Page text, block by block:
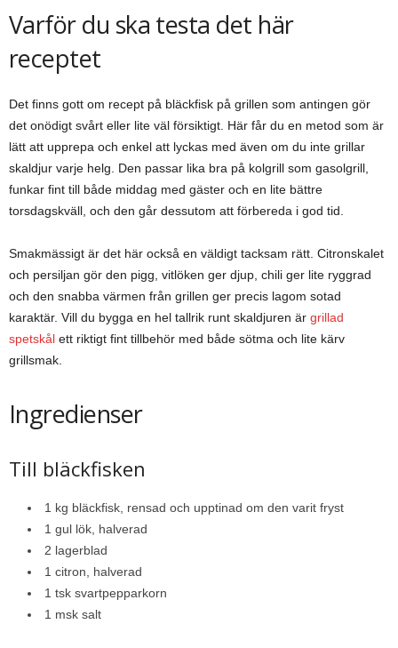
Varför du ska testa det här
receptet
Det finns gott om recept på bläckfisk på grillen som antingen gör
det onödigt svårt eller lite väl försiktigt. Här får du en metod som är
lätt att upprepa och enkel att lyckas med även om du inte grillar
skaldjur varje helg. Den passar lika bra på kolgrill som gasolgrill,
funkar fint till både middag med gäster och en lite bättre
torsdagskväll, och den går dessutom att förbereda i god tid.
Smakmässigt är det här också en väldigt tacksam rätt. Citronskalet
och persiljan gör den pigg, vitlöken ger djup, chili ger lite ryggrad
och den snabba värmen från grillen ger precis lagom sotad
karaktär. Vill du bygga en hel tallrik runt skaldjuren är grillad
spetskål ett riktigt fint tillbehör med både sötma och lite kärv
grillsmak.
Ingredienser
Till bläckfisken
1 kg bläckfisk, rensad och upptinad om den varit fryst
1 gul lök, halverad
2 lagerblad
1 citron, halverad
1 tsk svartpepparkorn
1 msk salt